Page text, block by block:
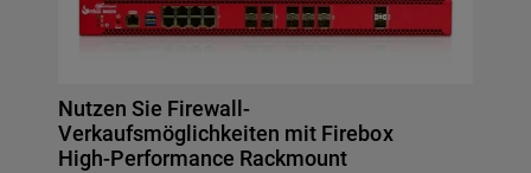
Nutzen Sie Firewall-
Verkaufsmöglichkeiten mit Firebox
High-Performance Rackmount